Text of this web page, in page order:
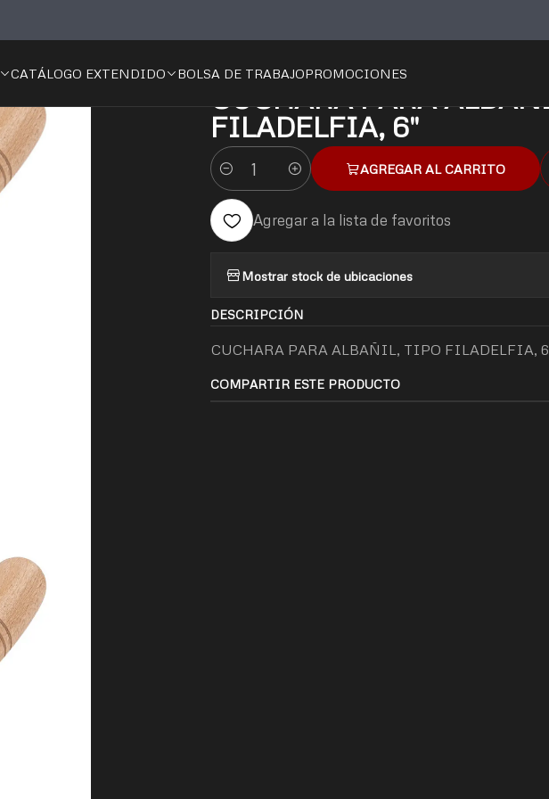
CATÁLOGO EXTENDIDO BOLSA DE TRABAJOPROMOCIONES
|
CUCHARA PARA
FILADELFIA, 6"
Cantidad
AGREGAR AL CARRITO
Agregar a la lista de favoritos
Mostrar stock de ubicaciones
DESCRIPCIÓN
CUCHARA PARA ALBAÑIL, TIPO FILADELFIA,
COMPARTIR ESTE PRODUCTO